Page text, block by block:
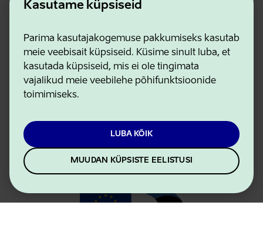
Kasutame küpsiseid
Parima kasutajakogemuse pakkumiseks kasutab
meie veebisait küpsiseid. Küsime sinult luba, et
kasutada küpsiseid, mis ei ole tingimata
vajalikud meie veebilehe põhifunktsioonide
toimimiseks.
LUBA KÕIK
MUUDAN KÜPSISTE EELISTUSI
Ettevõtluse ja Innovatsiooni Sihtasutus
Kontaktid
Koostööpartnerid
Kasutustingimused
Privaatsuse ja küpsiste eeskirjad